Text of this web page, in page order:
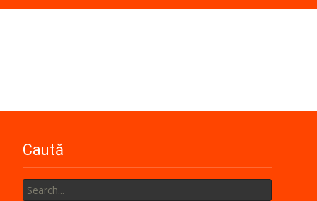
Caută
Search
for: